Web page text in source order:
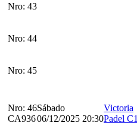
Nro: 43
Nro: 44
Nro: 45
Nro: 46
CA936
Sábado
06/12/2025 20:30
Victoria
Padel C1